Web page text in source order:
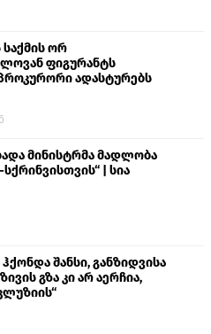
საქმის ორ
ფიგურანტს
პროკურორი ადასტურებს
მინისტრმა მადლობა
| სია
შანსი, განზიდვისა
გზა კი არ აერჩია,